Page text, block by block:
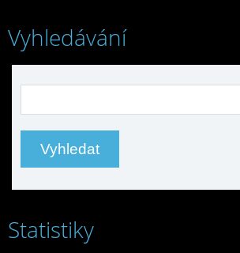
Vyhledávání
Statistiky